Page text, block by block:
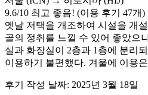
9.6/10 최고 좋음! (이용 후기 47개)
옛날 저택을 개조하여 시설을 개
골의 정취를 느낄 수 있어 좋았으
실과 화장실이 2층과 1층에 분리
이용하기 불편했다. 겨울에 이용
후기 작성 날짜: 2025년 3월 18일